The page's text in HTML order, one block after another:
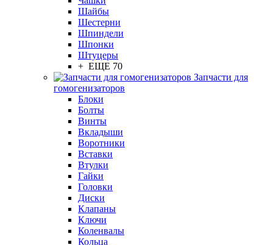
Шайбы
Шестерни
Шпиндели
Шпонки
Штуцеры
+ ЕЩЕ 70
Запчасти для
гомогенизаторов
Блоки
Болты
Винты
Вкладыши
Воротники
Вставки
Втулки
Гайки
Головки
Диски
Клапаны
Ключи
Коленвалы
Кольца